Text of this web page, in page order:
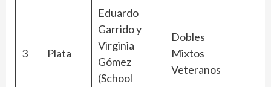
3 Plata
Eduardo
Garrido y
Virginia
Gómez
(School
Dobles
Mixtos
Veteranos